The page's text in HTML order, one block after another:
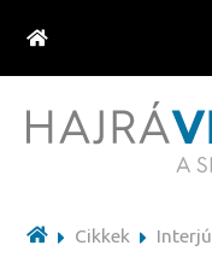
Cikkek Interjú